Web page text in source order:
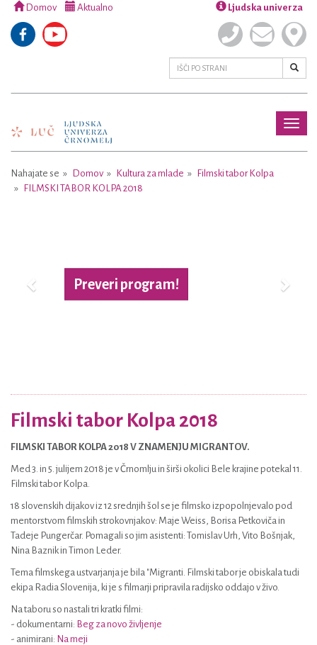
Domov Aktualno Ljudska univerza
Nahajate se Domov Kultura za mlade
Filmski tabor Kolpa
FILMSKI TABOR KOLPA 2018
Preveri program!
Filmski tabor Kolpa 2018
FILMSKI TABOR KOLPA 2018 V ZNAMENJU MIGRANTOV.
Med 3. in 5. julijem 2018 je v Črnomlju in širši okolici Bele krajine potekal 11.
Filmski tabor Kolpa.
18 slovenskih dijakov iz 12 srednjih šol se je filmsko izpopolnjevalo pod
mentorstvom filmskih strokovnjakov: Maje Weiss, Borisa Petkoviča in
Tadeje Pungerčar. Pomagali so jim asistenti: Tomislav Urh, Vito Bošnjak,
Nina Baznik in Timon Leder.
Tema filmskega ustvarjanja je bila "Migranti. Filmski tabor je obiskala tudi
ekipa Radia Slovenija, ki je s filmarji pripravila radijsko oddajo v živo.
Na taboru so nastali tri kratki filmi:
- dokumentarni: Beg za novo življenje
- animirani: Na meji